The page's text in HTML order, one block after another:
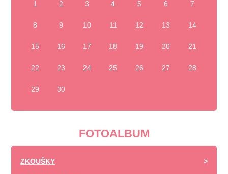
1 2 3 4 5 6 7
8 9 10 11 12 13 14
15 16 17 18 19 20 21
22 23 24 25 26 27 28
29 30
FOTOALBUM
ZKOUŠKY